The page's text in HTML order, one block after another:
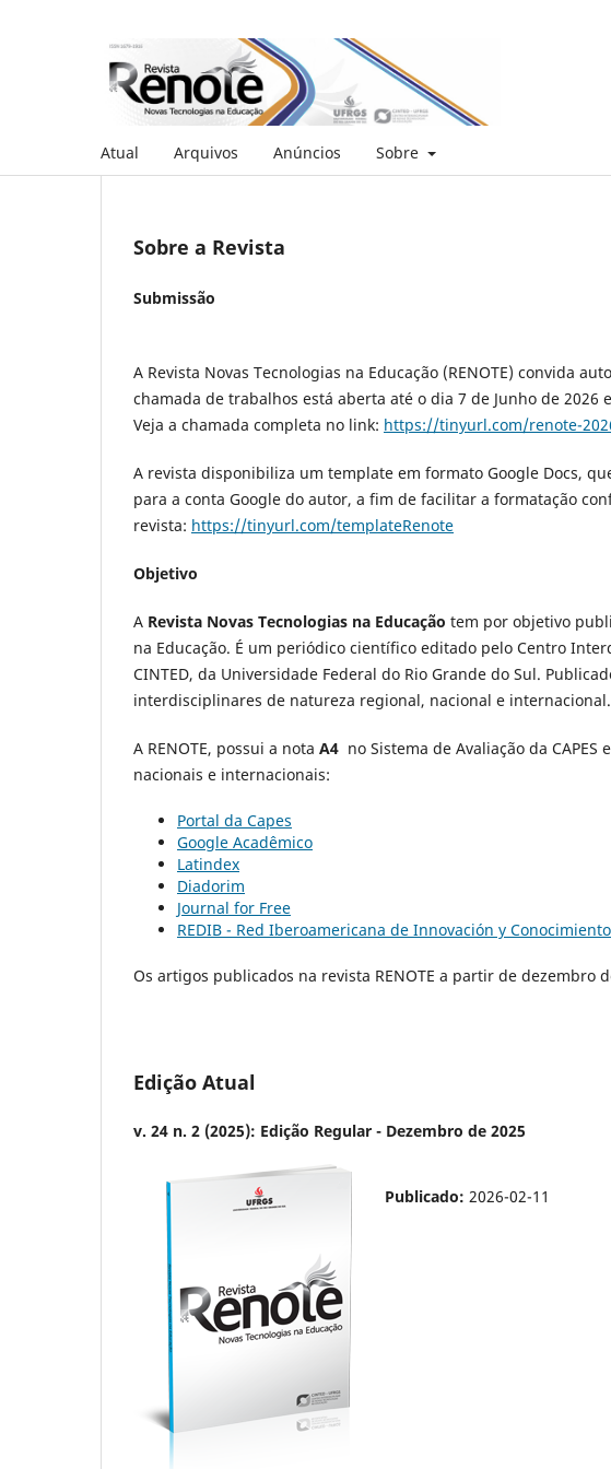
Atual Arquivos Anúncios Sobre
Sobre a Revista
Submissão
A Revista Novas Tecnologias na Educação (RENOTE) convida
chamada de trabalhos está aberta até o dia 7 de Junho de 2026
Veja a chamada completa no link: https://tinyurl.com/renote-
A revista disponibiliza um template em formato Google Docs,
para a conta Google do autor, a fim de facilitar a formatação
revista: https://tinyurl.com/templateRenote
Objetivo
A Revista Novas Tecnologias na Educação tem por objetivo
na Educação. É um periódico científico editado pelo Centro
CINTED, da Universidade Federal do Rio Grande do Sul.
interdisciplinares de natureza regional, nacional e internacional.
A RENOTE, possui a nota A4 no Sistema de Avaliação da
nacionais e internacionais:
Portal da Capes
Google Acadêmico
Latindex
Diadorim
Journal for Free
REDIB - Red Iberoamericana de Innovación y
Os artigos publicados na revista RENOTE a partir de dezembro
Edição Atual
v. 24 n. 2 (2025): Edição Regular - Dezembro de 2025
Publicado: 2026-02-11